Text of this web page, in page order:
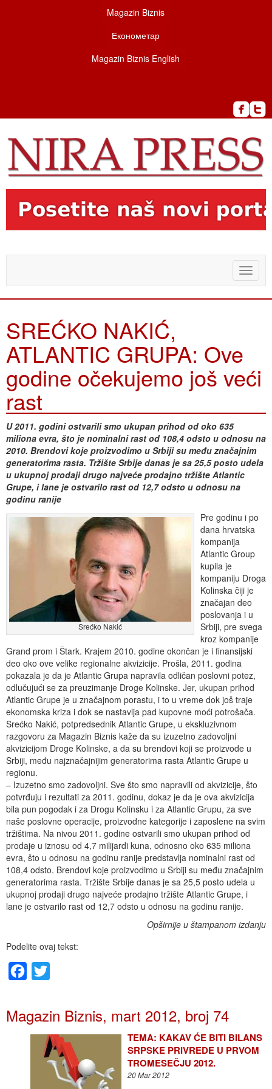
Magazin Biznis
Економетар
Magazin Biznis English
Toggle
SREĆKO NAKIĆ,
ATLANTIC GRUPA: Ove
godine očekujemo još veći
rast
U 2011. godini ostvarili smo ukupan prihod od oko 635
miliona evra, što je nominalni rast od 108,4 odsto u odnosu na
2010. Brendovi koje proizvodimo u Srbiji su među značajnim
generatorima rasta. Tržište Srbije danas je sa 25,5 posto udela
u ukupnoj prodaji drugo najveće prodajno tržište Atlantic
Grupe, i lane je ostvarilo rast od 12,7 odsto u odnosu na
godinu ranije
Srećko Nakić
Pre godinu i po
dana hrvatska
kompanija
Atlantic Group
kupila je
kompaniju Droga
Kolinska čiji je
značajan deo
poslovanja i u
Srbiji, pre svega
kroz kompanije
Grand prom i Štark. Krajem 2010. godine okončan je i finansijski
deo oko ove velike regionalne akvizicije. Prošla, 2011. godina
pokazala je da je Atlantic Grupa napravila odličan poslovni potez,
odlučujući se za preuzimanje Droge Kolinske. Jer, ukupan prihod
Atlantic Grupe je u značajnom porastu, i to u vreme dok još traje
ekonomska kriza i dok se nastavlja pad kupovne moći potrošača.
Srećko Nakić, potpredsednik Atlantic Grupe, u ekskluzivnom
razgovoru za Magazin Biznis kaže da su izuzetno zadovoljni
akvizicijom Droge Kolinske, a da su brendovi koji se proizvode u
Srbiji, među najznačajnijim generatorima rasta Atlantic Grupe u
regionu.
– Izuzetno smo zadovoljni. Sve što smo napravili od akvizicije, što
potvrđuju i rezultati za 2011. godinu, dokaz je da je ova akvizicija
bila pun pogodak i za Drogu Kolinsku i za Atlantic Grupu, za sve
naše poslovne operacije, proizvodne kategorije i zaposlene na svim
tržištima. Na nivou 2011. godine ostvarili smo ukupan prihod od
prodaje u iznosu od 4,7 milijardi kuna, odnosno oko 635 miliona
evra, što u odnosu na godinu ranije predstavlja nominalni rast od
108,4 odsto. Brendovi koje proizvodimo u Srbiji su među značajnim
generatorima rasta. Tržište Srbije danas je sa 25,5 posto udela u
ukupnoj prodaji drugo najveće prodajno tržište Atlantic Grupe, i
lane je ostvarilo rast od 12,7 odsto u odnosu na godinu ranije.
Opširnije u štampanom izdanju
Podelite ovaj tekst:
Facebook
Magazin Biznis, mart 2012, broj 74
TEMA: KAKAV ĆE BITI BILANS
SRPSKE PRIVREDE U PRVOM
TROMESEČJU 2012.
20 Mar 2012